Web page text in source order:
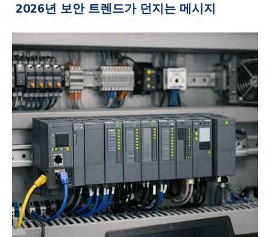
2026년 보안 트렌드가 던지는 메시지